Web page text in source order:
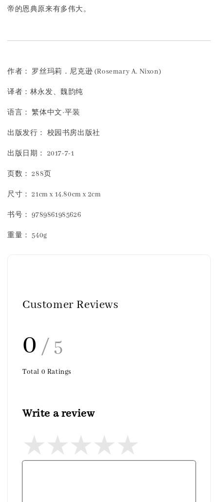
帝的恩典原来有多伟大。
作者： 罗丝玛莉．尼克逊 (Rosemary A. Nixon)
译者：林永发、魏韵纯
语言： 繁体中文·平装
出版发行： 校园书房出版社
出版日期： 2017-7-1
页数： 288页
尺寸： 21cm x 14.80cm x 2cm
书号： 9789861985626
重量： 540g
Customer Reviews
0 / 5
Total 0 Ratings
Write a review